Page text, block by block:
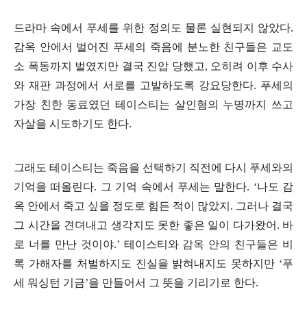
드라마 속에서 푸세를 위한 정의도 물론 실현되지 않았다.
감옥 안에서 벌어진 푸세의 죽음에 분노한 친구들은 교도
소 폭동까지 벌였지만 결국 진압 당했고, 오히려 이후 수사
와 재판 과정에서 서로를 고발하도록 강요당한다. 푸세의
가장 친한 동료였던 테이스티는 살인혐의 누명까지 쓰고
자살을 시도하기도 한다.
그래도 테이스티는 죽음을 선택하기 직전에 다시 푸세와의
기억을 떠올린다. 그 기억 속에서 푸세는 말한다. ‘나도 감
옥 안에서 죽고 싶을 정도로 힘든 적이 많았지 . 그러나 결국
그 시간을 견뎌내고 생각지도 못한 좋은 일이 다가왔어 . 바
로 너를 만난 것이야.’ 테이스티와 감옥 안의 친구들은 비
록 가해자를 처벌하지도 진실을 밝혀내지도 못하지만 ‘푸
세 워싱턴 기금’을 만들어서 그 뜻을 기리기로 한다.